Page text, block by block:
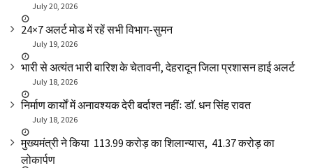
July 20, 2026
24×7 अलर्ट मोड में रहें सभी विभाग-सुमन
July 19, 2026
भारी से अत्यंत भारी बारिश के चेतावनी, देहरादून जिला प्रशासन हाई अलर्ट
July 18, 2026
निर्माण कार्यों में अनावश्यक देरी बर्दाश्त नहींः डाॅ. धन सिंह रावत
July 18, 2026
मुख्यमंत्री ने किया ₹ 113.99 करोड़ का शिलान्यास, ₹ 41.37 करोड़ का
लोकार्पण